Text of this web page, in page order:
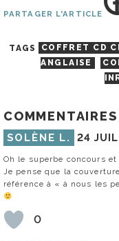
PARTAGER L'ARTICLE
TAGS COFFRET CD
ANGLAISE
COMMENTAIRES
SOLÈNE L. 24
Oh le superbe concours
Je pense que la
référence à « à nous les
0